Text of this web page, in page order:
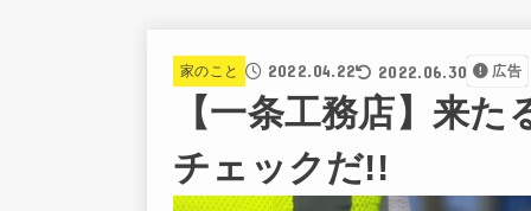
家のこと 2022.04.22 2022.06.30 広告
【一条工務店】来
チェックだ!!